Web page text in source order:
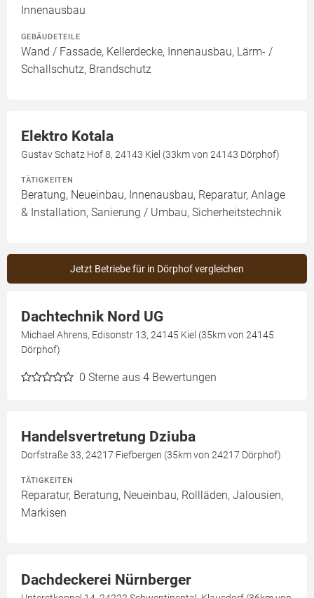
Innenausbau
GEBÄUDETEILE
Wand / Fassade, Kellerdecke, Innenausbau, Lärm- /
Schallschutz, Brandschutz
Elektro Kotala
Gustav Schatz Hof 8, 24143 Kiel (33km von 24143 Dörphof)
TÄTIGKEITEN
Beratung, Neueinbau, Innenausbau, Reparatur, Anlage
& Installation, Sanierung / Umbau, Sicherheitstechnik
Jetzt Betriebe für in Dörphof vergleichen
Dachtechnik Nord UG
Michael Ahrens, Edisonstr 13, 24145 Kiel (35km von 24145
Dörphof)
0 Sterne aus 4 Bewertungen
Handelsvertretung Dziuba
Dorfstraße 33, 24217 Fiefbergen (35km von 24217 Dörphof)
TÄTIGKEITEN
Reparatur, Beratung, Neueinbau, Rollläden, Jalousien,
Markisen
Dachdeckerei Nürnberger